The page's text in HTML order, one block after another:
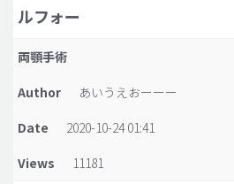
プチ整形
idリアルストーリー
idニュース
病院紹介
ルフォー
両顎手術
Author
あいうえおーーー
Date
2020-10-24 01:41
Views
11181